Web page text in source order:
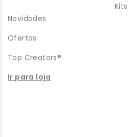
Kits
Novidades
Ofertas
Top Creators®
Ir para loja